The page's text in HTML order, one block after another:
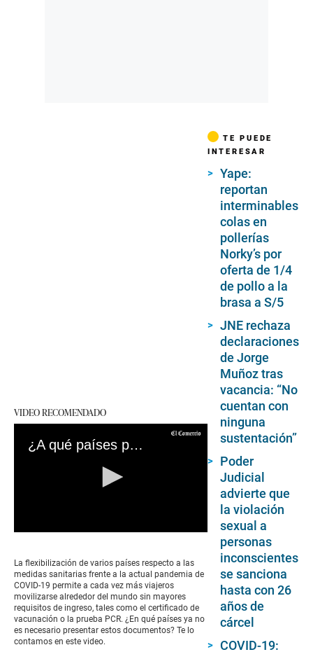
VIDEO RECOMENDADO
¿A qué países puedo viajar sin vacuna contra la COVID-19 y sin prueba PCR?
of
0
seconds
La flexibilización de varios países respecto a las
medidas sanitarias frente a la actual pandemia de
COVID-19 permite a cada vez más viajeros
movilizarse alrededor del mundo sin mayores
requisitos de ingreso, tales como el certificado de
vacunación o la prueba PCR. ¿En qué países ya no
es necesario presentar estos documentos? Te lo
contamos en este video.
TE PUEDE
INTERESAR
Yape:
reportan
interminables
colas en
pollerías
Norky’s por
oferta de 1/4
de pollo a la
brasa a S/5
JNE rechaza
declaraciones
de Jorge
Muñoz tras
vacancia: “No
cuentan con
ninguna
sustentación”
Poder
Judicial
advierte que
la violación
sexual a
personas
inconscientes
se sanciona
hasta con 26
años de
cárcel
COVID-19: